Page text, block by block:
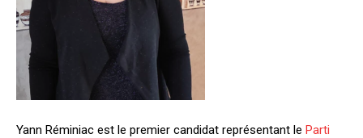
Yann Réminiac est le premier candidat représentant le Parti